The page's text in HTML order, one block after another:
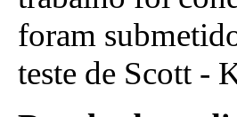
foram
teste de Scott -